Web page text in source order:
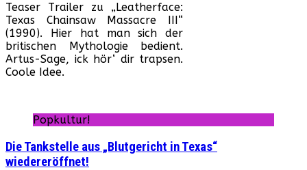
Teaser Trailer zu „Leatherface:
Texas Chainsaw Massacre III“
(1990). Hier hat man sich der
britischen Mythologie bedient.
Artus-Sage, ick hör‘ dir trapsen.
Coole Idee.
Popkultur!
Die Tankstelle aus „Blutgericht in Texas“
wiedereröffnet!